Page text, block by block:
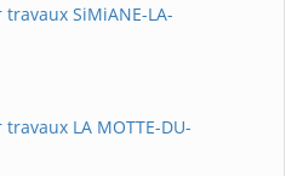
SiMiANE-LA-
LA MOTTE-DU-